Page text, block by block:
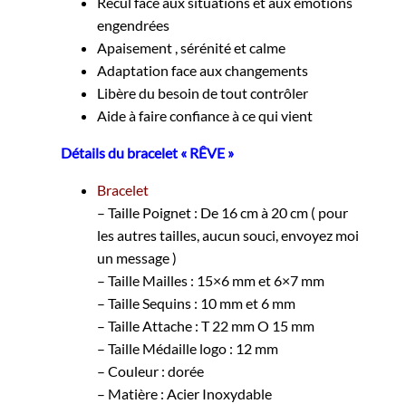
engendrées
Apaisement , sérénité et calme
Adaptation face aux changements
Libère du besoin de tout contrôler
Aide à faire confiance à ce qui vient
Détails du bracelet « RÊVE »
Bracelet
– Taille Poignet : De 16 cm à 20 cm ( pour
les autres tailles, aucun souci, envoyez moi
un message )
– Taille Mailles : 15×6 mm et 6×7 mm
– Taille Sequins : 10 mm et 6 mm
– Taille Attache : T 22 mm O 15 mm
– Taille Médaille logo : 12 mm
– Couleur : dorée
– Matière : Acier Inoxydable